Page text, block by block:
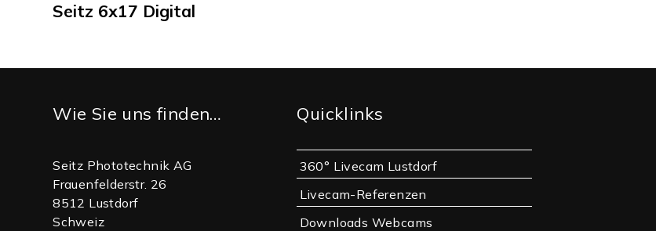
Seitz 6x17 Digital
Footer
Wie Sie uns finden…
Seitz Phototechnik AG
Frauenfelderstr. 26
8512 Lustdorf
Schweiz
Quicklinks
360° Livecam Lustdorf
Livecam-Referenzen
Downloads Webcams